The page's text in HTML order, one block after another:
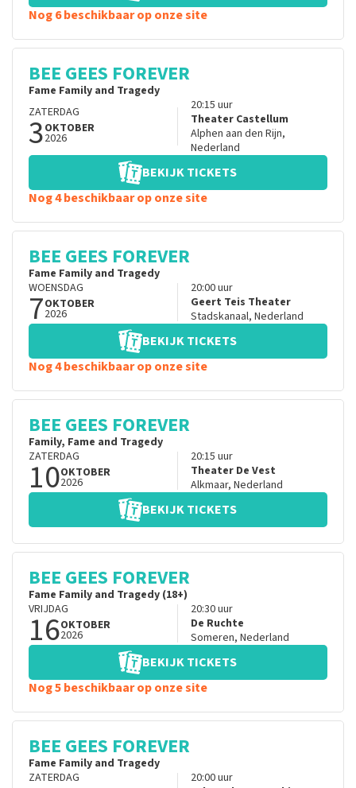
Nog 6 beschikbaar op onze site
BEE GEES FOREVER
Fame Family and Tragedy
ZATERDAG
3OKTOBER
2026
20:15 uur
Theater Castellum
Alphen aan den Rijn,
Nederland
BEKIJK TICKETS
Nog 4 beschikbaar op onze site
BEE GEES FOREVER
Fame Family and Tragedy
WOENSDAG
7OKTOBER
2026
20:00uur
Geert Teis Theater
Stadskanaal, Nederland
BEKIJK TICKETS
Nog 4 beschikbaar op onze site
BEE GEES FOREVER
Family, Fame and Tragedy
ZATERDAG
10OKTOBER
2026
20:15 uur
Theater De Vest
Alkmaar, Nederland
BEKIJK TICKETS
BEE GEES FOREVER
Fame Family and Tragedy (18+)
VRIJDAG
16OKTOBER
2026
20:30uur
De Ruchte
Someren, Nederland
BEKIJK TICKETS
Nog 5 beschikbaar op onze site
BEE GEES FOREVER
Fame Family and Tragedy
ZATERDAG
20:00uur